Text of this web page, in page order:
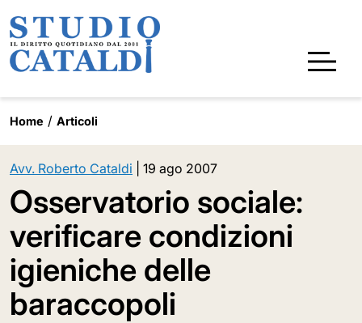
Home Articoli
Avv. Roberto Cataldi 19 ago 2007
Osservatorio sociale:
verificare condizioni
igieniche delle
baraccopoli